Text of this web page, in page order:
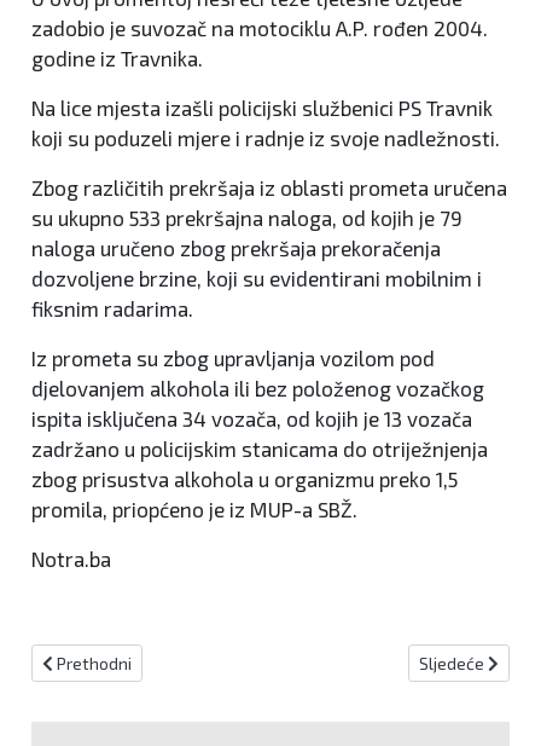
zadobio je suvozač na motociklu A.P. rođen 2004.
godine iz Travnika.
Na lice mjesta izašli policijski službenici PS Travnik
koji su poduzeli mjere i radnje iz svoje nadležnosti.
Zbog različitih prekršaja iz oblasti prometa uručena
su ukupno 533 prekršajna naloga, od kojih je 79
naloga uručeno zbog prekršaja prekoračenja
dozvoljene brzine, koji su evidentirani mobilnim i
fiksnim radarima.
Iz prometa su zbog upravljanja vozilom pod
djelovanjem alkohola ili bez položenog vozačkog
ispita isključena 34 vozača, od kojih je 13 vozača
zadržano u policijskim stanicama do otriježnjenja
zbog prisustva alkohola u organizmu preko 1,5
promila, priopćeno je iz MUP-a SBŽ.
Notra.ba
Prethodni članak: U Ljubuškom pronađeno 918 stabljika
Prethodni Sljedeći
Sljedeće